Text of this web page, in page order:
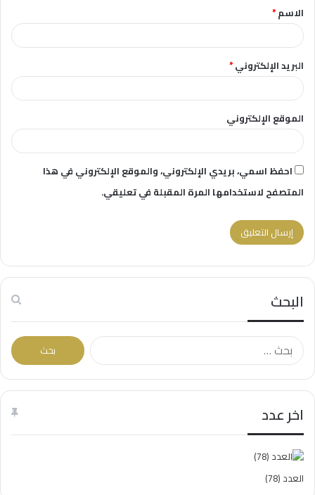
*الاسم*
البريد الإلكتروني*
الموقع الإلكتروني
احفظ اسمي، بريدي الإلكتروني، والموقع الإلكتروني في هذا
المتصفح لاستخدامها المرة المقبلة في تعليقي.
البحث
البحث
عن:
اخر عدد
العدد (78)